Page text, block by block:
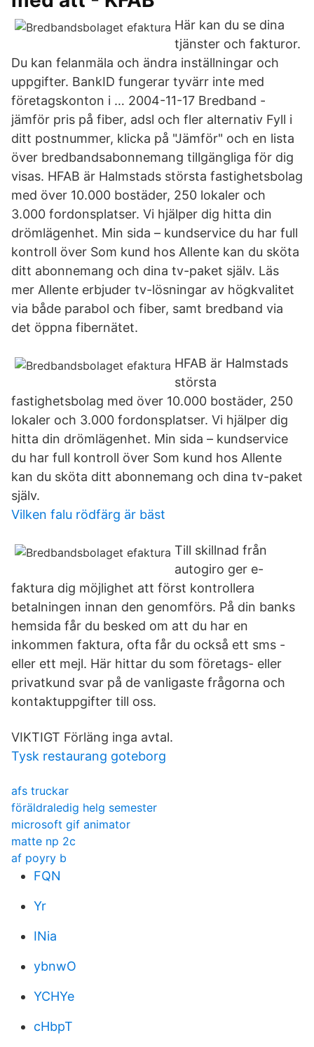
Här kan du se dina
tjänster och fakturor.
Du kan felanmäla och ändra inställningar och
uppgifter. BankID fungerar tyvärr inte med
företagskonton i … 2004-11-17 Bredband -
jämför pris på fiber, adsl och fler alternativ Fyll i
ditt postnummer, klicka på "Jämför" och en lista
över bredbandsabonnemang tillgängliga för dig
visas. HFAB är Halmstads största fastighetsbolag
med över 10.000 bostäder, 250 lokaler och
3.000 fordonsplatser. Vi hjälper dig hitta din
drömlägenhet. Min sida – kundservice du har full
kontroll över Som kund hos Allente kan du sköta
ditt abonnemang och dina tv-paket själv. Läs
mer Allente erbjuder tv-lösningar av högkvalitet
via både parabol och fiber, samt bredband via
det öppna fibernätet.
HFAB är Halmstads
största
fastighetsbolag med över 10.000 bostäder, 250
lokaler och 3.000 fordonsplatser. Vi hjälper dig
hitta din drömlägenhet. Min sida – kundservice
du har full kontroll över Som kund hos Allente
kan du sköta ditt abonnemang och dina tv-paket
själv.
Vilken falu rödfärg är bäst
Till skillnad från
autogiro ger e-
faktura dig möjlighet att först kontrollera
betalningen innan den genomförs. På din banks
hemsida får du besked om att du har en
inkommen faktura, ofta får du också ett sms -
eller ett mejl. Här hittar du som företags- eller
privatkund svar på de vanligaste frågorna och
kontaktuppgifter till oss.
VIKTIGT Förläng inga avtal.
Tysk restaurang goteborg
afs truckar
föräldraledig helg semester
microsoft gif animator
matte np 2c
af poyry b
FQN
Yr
INia
ybnwO
YCHYe
cHbpT